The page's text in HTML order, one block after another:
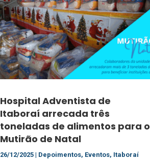
Hospital Adventista de
Itaboraí arrecada três
toneladas de alimentos para o
Mutirão de Natal
26/12/2025 | Depoimentos, Eventos, Itaboraí